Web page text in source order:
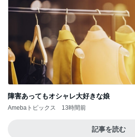
障害あってもオシャレ大好きな娘
Amebaトピックス 13時間前
記事を読む